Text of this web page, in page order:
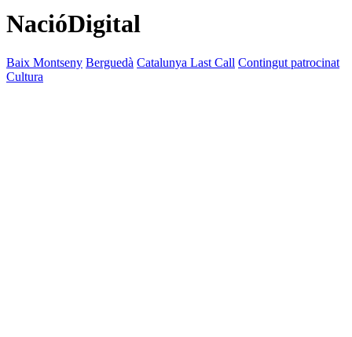
NacióDigital
Baix Montseny Berguedà Catalunya Last Call Contingut patrocinat
Cultura